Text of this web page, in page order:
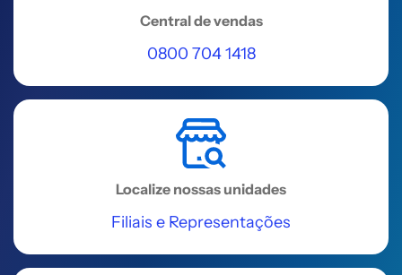
Av 2, 911 - Marechal Castelo Branco,
bairro PORENQUANTO
Acessar
REGIÃO NORDESTE
Central de vendas
0800 704 1418
Localize nossas unidades
Filiais e Representações